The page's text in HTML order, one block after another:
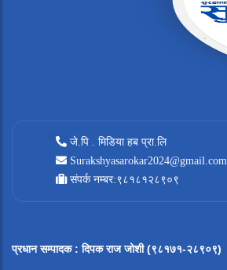
जे.पि . मिडिया हब प्रा.लि
Surakshyasarokar2024@gmail.com
संपर्क नम्बर:९८१८१२८९०९
प्रधान सम्पादक: दिपक राज जोशी (९८१७१-२८९०९)